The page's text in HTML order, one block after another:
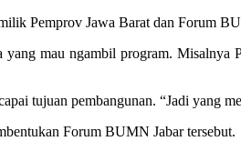
Pemprov Jawa Barat dan Forum
mau ngambil program.
tujuan pembangunan. “Jadi yang
Forum BUMN Jabar tersebut.